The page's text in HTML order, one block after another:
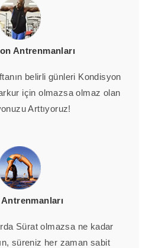
Antrenmanları
belirli günleri Kondisyon
için olmazsa olmaz olan
Arttıyoruz!
Sürat olmazsa ne kadar
süreniz her zaman sabit